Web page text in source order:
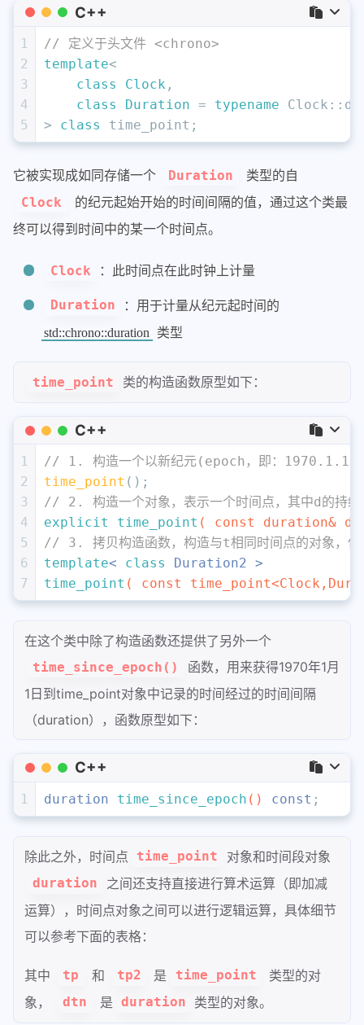
C++
1
2
3
4
5
// 定义于头文件 <chrono>
template<
class
Clock ,
class
Duration = typename
> class time_point;
它被实现成如同存储一个 Duration 类型的自
Clock
的纪元起始开始的时间间隔的值，通过这个类最
终可以得到时间中的某一个时间点。
Clock ：此时间点在此时钟上计量
Duration ：用于计量从纪元起时间的
std::chrono::duration 类型
time_point 类的构造函数原型如下：
C++
1
2
3
4
5
6
7
// 1. 构造一个以新纪元(epoch，即：1970.1.1)作
time_point ();
// 2. 构造一个对象，表示一个时间点，其中d的持续
explicit
time_point ( const
duration& d
// 3. 拷贝构造函数，构造与t相同时间点的对象，使
template< class
Duration2 >
time_point ( const
在这个类中除了构造函数还提供了另外一个
time_since_epoch()
函数，用来获得1970年1月
1日到time_point对象中记录的时间经过的时间间隔
（duration），函数原型如下：
C++
1 duration time_since_epoch () const ;
除此之外，时间点 time_point 对象和时间段对象
duration
之间还支持直接进行算术运算（即加减
运算），时间点对象之间可以进行逻辑运算，具体细节
可以参考下面的表格：
其中 tp 和 tp2 是 time_point
类型的对
象，
dtn 是 duration 类型的对象。